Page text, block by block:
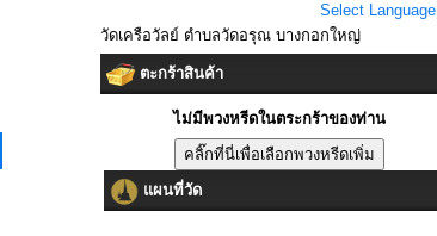
Select Language
วัดเครือวัลย์ ตำบลวัดอรุณ บางกอกใหญ่
ตะกร้าสินค้า
ไม่มีพวงหรีดในตระกร้าของท่าน
แผนที่วัด